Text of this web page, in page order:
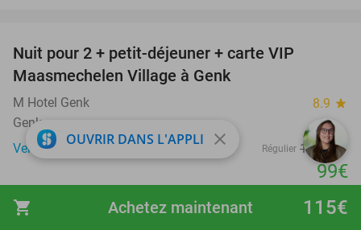
shopping_cart 115€
Achetez maintenant
Nuit pour 2 + petit-déjeuner + carte VIP
Maasmechelen Village à Genk
M Hotel Genk 8.9 star
Genk
Vendu : 1.201
Régulier 180€
99€
favorite_border
OUVRIR DANS L'APPLI close